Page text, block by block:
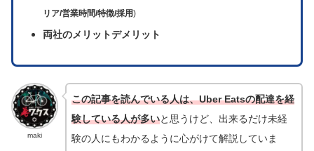
リア/営業時間/特徴/採用)
両社のメリットデメリット
maki
この記事を読んでいる人は、Uber Eatsの配達を経
験している人が多いと思うけど、出来るだけ未経
験の人にもわかるように心がけて解説していま